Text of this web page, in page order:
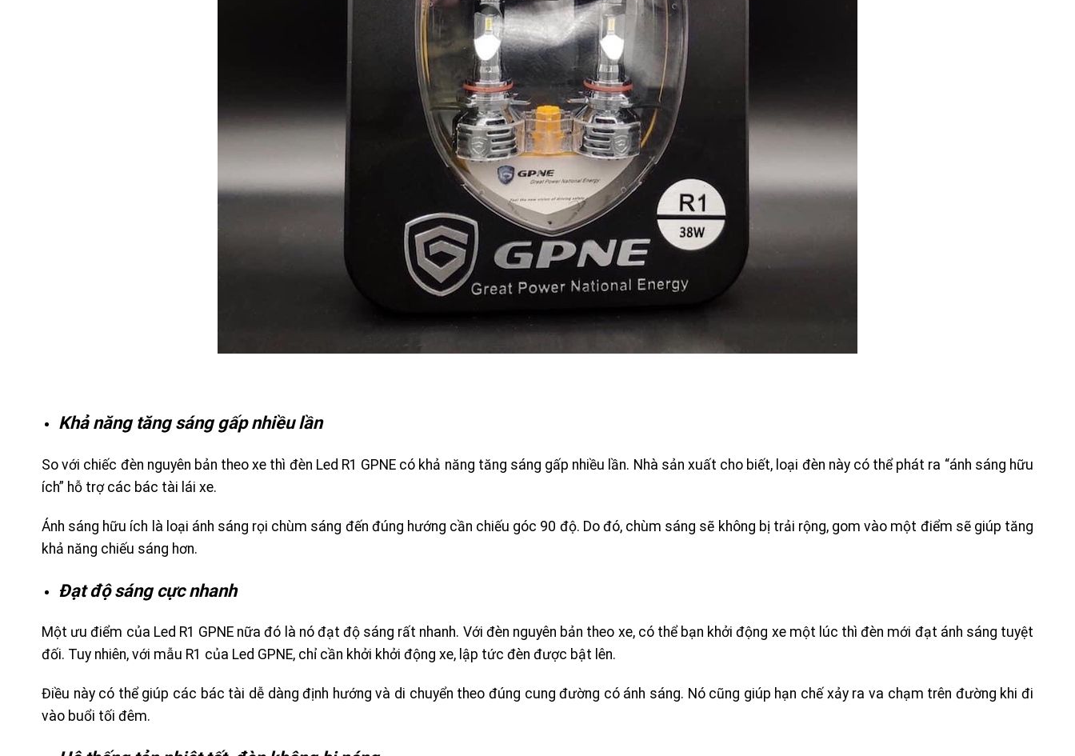
Khả năng tăng sáng gấp nhiều lần
So với chiếc đèn nguyên bản theo xe thì đèn Led R1 GPNE có khả năng tăng sáng gấp nhiều lần. Nhà sản xuất cho biết, loại đèn này có thể phát ra “ánh sáng hữu
ích” hỗ trợ các bác tài lái xe.
Ánh sáng hữu ích là loại ánh sáng rọi chùm sáng đến đúng hướng cần chiếu góc 90 độ. Do đó, chùm sáng sẽ không bị trải rộng, gom vào một điểm sẽ giúp tăng
khả năng chiếu sáng hơn.
Đạt độ sáng cực nhanh
Một ưu điểm của Led R1 GPNE nữa đó là nó đạt độ sáng rất nhanh. Với đèn nguyên bản theo xe, có thể bạn khởi động xe một lúc thì đèn mới đạt ánh sáng tuyệt
đối. Tuy nhiên, với mẫu R1 của Led GPNE, chỉ cần khởi khởi động xe, lập tức đèn được bật lên.
Điều này có thể giúp các bác tài dễ dàng định hướng và di chuyển theo đúng cung đường có ánh sáng. Nó cũng giúp hạn chế xảy ra va chạm trên đường khi đi
vào buổi tối đêm.